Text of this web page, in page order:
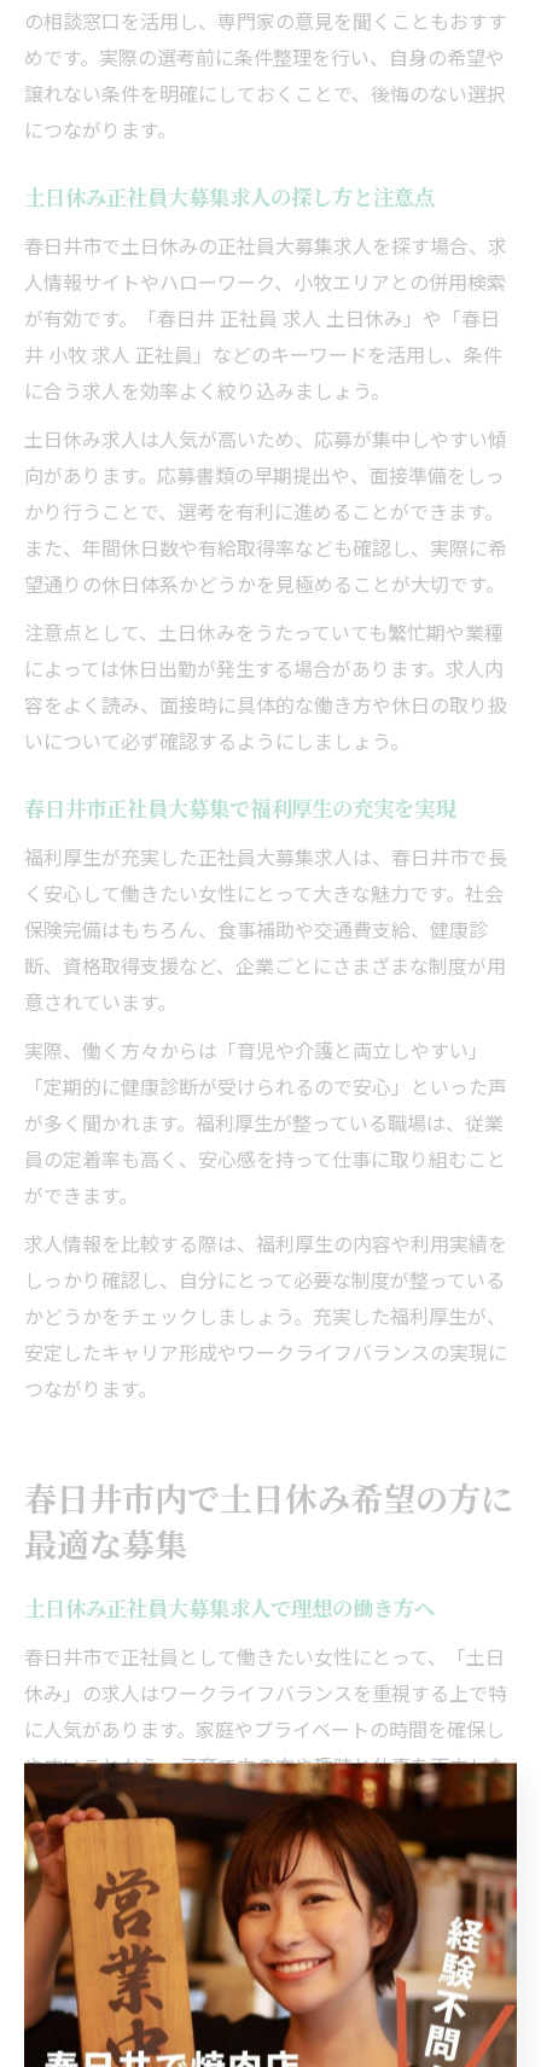
の相談窓口を活用し、専門家の意見を聞くこともおすす
めです。実際の選考前に条件整理を行い、自身の希望や
譲れない条件を明確にしておくことで、後悔のない選択
につながります。
土日休み正社員大募集求人の探し方と注意点
春日井市で土日休みの正社員大募集求人を探す場合、求
人情報サイトやハローワーク、小牧エリアとの併用検索
が有効です。「春日井 正社員 求人 土日休み」や「春日
井 小牧 求人 正社員」などのキーワードを活用し、条件
に合う求人を効率よく絞り込みましょう。
土日休み求人は人気が高いため、応募が集中しやすい傾
向があります。応募書類の早期提出や、面接準備をしっ
かり行うことで、選考を有利に進めることができます。
また、年間休日数や有給取得率なども確認し、実際に希
望通りの休日体系かどうかを見極めることが大切です。
注意点として、土日休みをうたっていても繁忙期や業種
によっては休日出勤が発生する場合があります。求人内
容をよく読み、面接時に具体的な働き方や休日の取り扱
いについて必ず確認するようにしましょう。
春日井市正社員大募集で福利厚生の充実を実現
福利厚生が充実した正社員大募集求人は、春日井市で長
く安心して働きたい女性にとって大きな魅力です。社会
保険完備はもちろん、食事補助や交通費支給、健康診
断、資格取得支援など、企業ごとにさまざまな制度が用
意されています。
実際、働く方々からは「育児や介護と両立しやすい」
「定期的に健康診断が受けられるので安心」といった声
が多く聞かれます。福利厚生が整っている職場は、従業
員の定着率も高く、安心感を持って仕事に取り組むこと
ができます。
求人情報を比較する際は、福利厚生の内容や利用実績を
しっかり確認し、自分にとって必要な制度が整っている
かどうかをチェックしましょう。充実した福利厚生が、
安定したキャリア形成やワークライフバランスの実現に
つながります。
春日井市内で土日休み希望の方に
最適な募集
土日休み正社員大募集求人で理想の働き方へ
春日井市で正社員として働きたい女性にとって、「土日
休み」の求人はワークライフバランスを重視する上で特
に人気があります。家庭やプライベートの時間を確保し
やすいことから、子育て中の方や趣味と仕事を両立した
い方に支持されています。近年は事務職を中心に「土日
休み正社員大募集」の求人が増加しており、働き方の多
様化が進んでいます。
土日休みの求人を選ぶ際は、年間休日数や有給休暇の取
得実績、残業の有無など細かな条件を比較することが重
要です。求人情報を詳しくチェックした上で、実際の職
場見学や面接時に働き方に関する質問をしてみるとよい